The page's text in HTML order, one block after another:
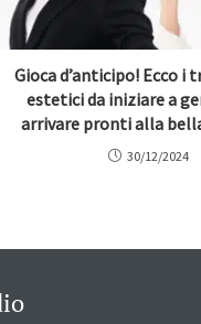
Gioca d’anticipo! Ecco
estetici da iniziare a
arrivare pronti alla
30/12/2024